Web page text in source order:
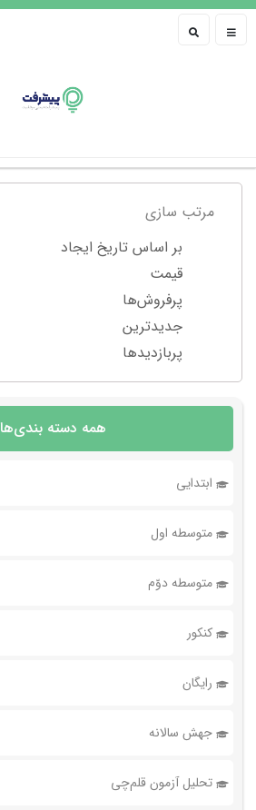
مرتب سازی
بر اساس تاریخ ایجاد
قیمت
پرفروش‌ها
جدیدترین
پربازدید‌ها
همه دسته بندی‌ها
ابتدایی
متوسطه اول
متوسطه دوّم
کنکور
رایگان
جهش سالانه
تحلیل آزمون قلم‌چی